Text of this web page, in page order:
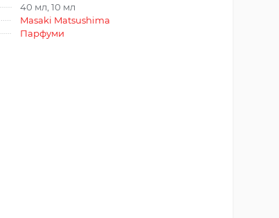
40 мл, 10 мл
Masaki Matsushima
Парфуми